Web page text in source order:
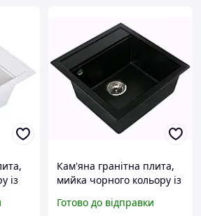
із
Кам'яна гранітна плита,
мийка чорного кольору із
кухні квадратна врізна
Готово до відправки